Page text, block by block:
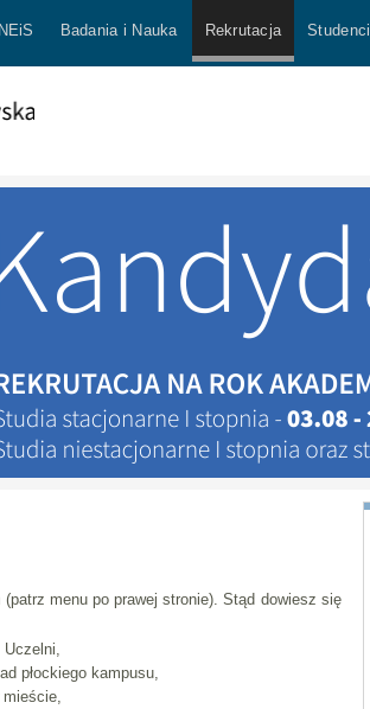
Badania i Nauka Rekrutacja Studenci
menu po prawej stronie). Stąd dowiesz się
Uczelni,
płockiego kampusu,